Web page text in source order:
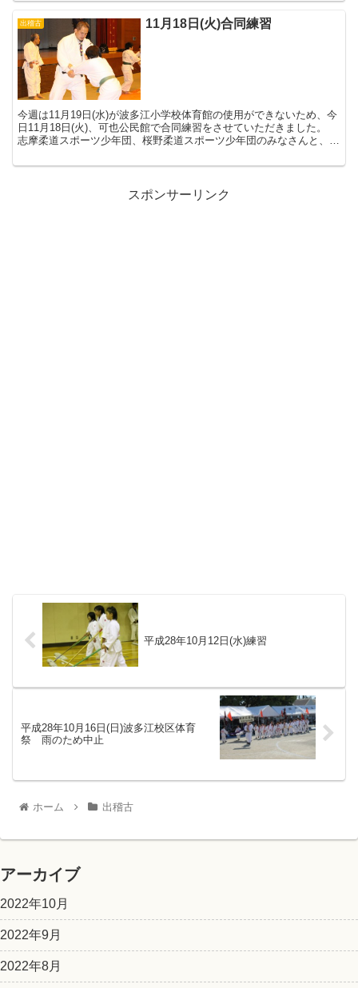
出稽古 11月18日(火)合同練習
今週は11月19日(水)が波多江小学校体育館の使用ができないため、今
日11月18日(火)、可也公民館で合同練習をさせていただきました。
志摩柔道スポーツ少年団、桜野柔道スポーツ少年団のみなさんと、充
スポンサーリンク
平成28年10月12日(水)練習
平成28年10月16日(日)波多江校区体育
祭 雨のため中止
ホーム 出稽古
アーカイブ
2022年10月
2022年9月
2022年8月